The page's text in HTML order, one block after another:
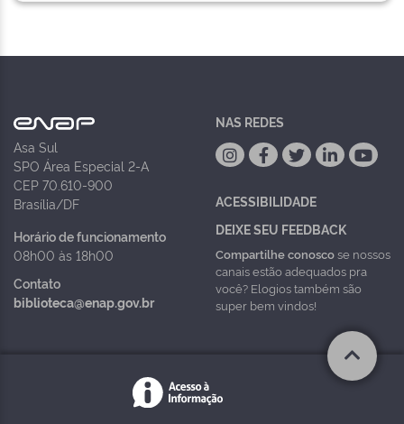
Asa Sul
SPO Área Especial 2-A
CEP 70.610-900
Brasília/DF
Horário de funcionamento
08h00 às 18h00
Contato
biblioteca@enap.gov.br
NAS REDES
ACESSIBILIDADE
DEIXE SEU FEEDBACK
Compartilhe conoscose nossos
canais estão adequados pra
você? Elogios também são
super bem vindos!